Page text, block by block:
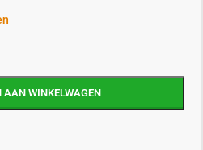
AAN WINKELWAGEN